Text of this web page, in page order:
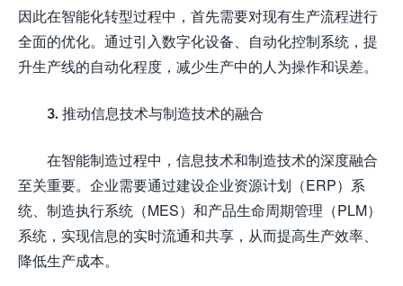
因此在智能化转型过程中，首先需要对现有生产流程进行
全面的优化。通过引入数字化设备、自动化控制系统，提
升生产线的自动化程度，减少生产中的人为操作和误差。
3. 推动信息技术与制造技术的融合
在智能制造过程中，信息技术和制造技术的深度融合
至关重要。企业需要通过建设企业资源计划（ERP）系
统、制造执行系统（MES）和产品生命周期管理（PLM）
系统，实现信息的实时流通和共享，从而提高生产效率、
降低生产成本。